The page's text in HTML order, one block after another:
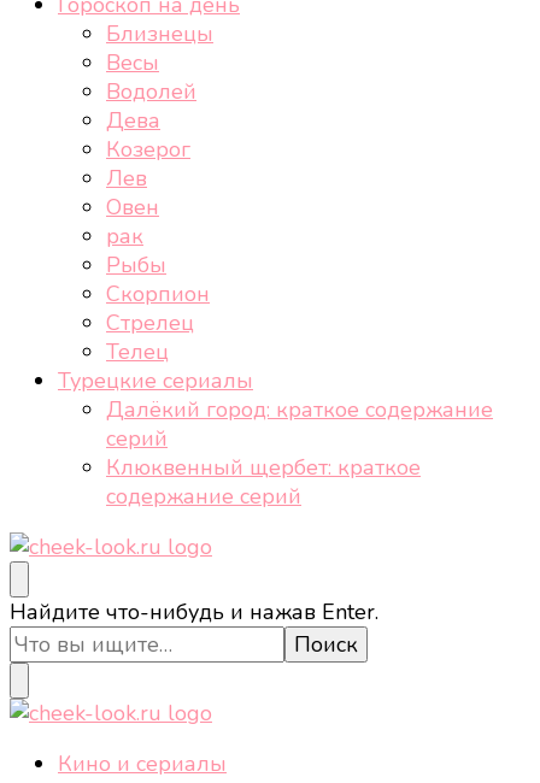
Близнецы
Весы
Водолей
Дева
Козерог
Лев
Овен
рак
Рыбы
Скорпион
Стрелец
Телец
Турецкие сериалы
Далёкий город: краткое содержание
серий
Клюквенный щербет: краткое
содержание серий
cheek-look.ru
Женский сайт о звездах и кино, а также трендах,
здоровом образе жизни, спорте, стиле, отдыхе и
еде.
Ищите
что-
то?
Найдите что-нибудь и нажав Enter.
cheek-look.ru
Женский сайт о звездах и кино, а также трендах,
Кино и сериалы